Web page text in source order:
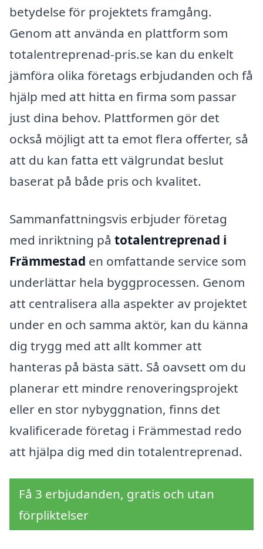
betydelse för projektets framgång.
Genom att använda en plattform som
totalentreprenad-pris.se kan du enkelt
jämföra olika företags erbjudanden och få
hjälp med att hitta en firma som passar
just dina behov. Plattformen gör det
också möjligt att ta emot flera offerter, så
att du kan fatta ett välgrundat beslut
baserat på både pris och kvalitet.
Sammanfattningsvis erbjuder företag
med inriktning på totalentreprenad i
Främmestad en omfattande service som
underlättar hela byggprocessen. Genom
att centralisera alla aspekter av projektet
under en och samma aktör, kan du känna
dig trygg med att allt kommer att
hanteras på bästa sätt. Så oavsett om du
planerar ett mindre renoveringsprojekt
eller en stor nybyggnation, finns det
kvalificerade företag i Främmestad redo
att hjälpa dig med din totalentreprenad.
Få 3 erbjudanden, gratis och utan
förpliktelser